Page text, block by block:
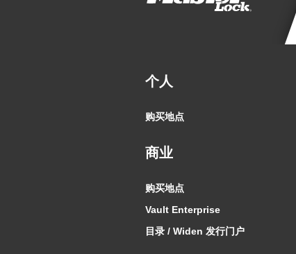
个人
购买地点
商业
购买地点
Vault Enterprise
目录 / Widen 发行门户